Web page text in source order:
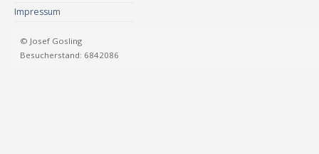
Impressum
© Josef Gosling
Besucherstand: 6842086